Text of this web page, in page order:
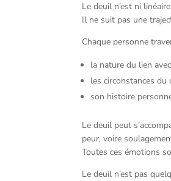
Le deuil n’est ni
Il ne suit pas une
Chaque personne
la nature du lien
les circonstances du
son histoire
Le deuil peut
peur, voire
Toutes ces émotions
Le deuil n’est pas